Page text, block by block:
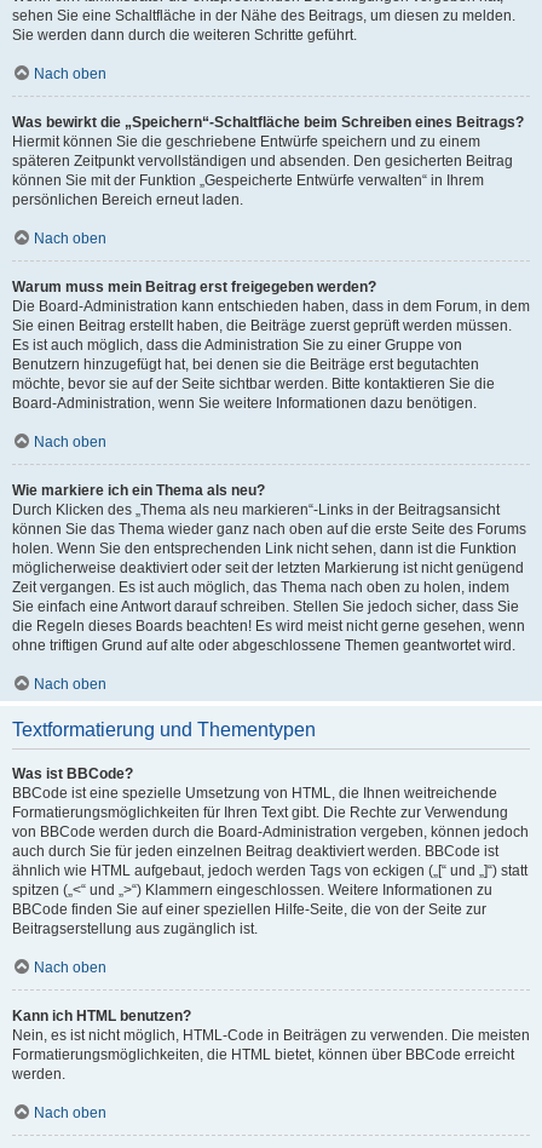
sehen Sie eine Schaltfläche in der Nähe des Beitrags, um diesen zu melden.
Sie werden dann durch die weiteren Schritte geführt.
Nach oben
Was bewirkt die „Speichern“-Schaltfläche beim Schreiben eines Beitrags?
Hiermit können Sie die geschriebene Entwürfe speichern und zu einem
späteren Zeitpunkt vervollständigen und absenden. Den gesicherten Beitrag
können Sie mit der Funktion „Gespeicherte Entwürfe verwalten“ in Ihrem
persönlichen Bereich erneut laden.
Nach oben
Warum muss mein Beitrag erst freigegeben werden?
Die Board-Administration kann entschieden haben, dass in dem Forum, in dem
Sie einen Beitrag erstellt haben, die Beiträge zuerst geprüft werden müssen.
Es ist auch möglich, dass die Administration Sie zu einer Gruppe von
Benutzern hinzugefügt hat, bei denen sie die Beiträge erst begutachten
möchte, bevor sie auf der Seite sichtbar werden. Bitte kontaktieren Sie die
Board-Administration, wenn Sie weitere Informationen dazu benötigen.
Nach oben
Wie markiere ich ein Thema als neu?
Durch Klicken des „Thema als neu markieren“-Links in der Beitragsansicht
können Sie das Thema wieder ganz nach oben auf die erste Seite des Forums
holen. Wenn Sie den entsprechenden Link nicht sehen, dann ist die Funktion
möglicherweise deaktiviert oder seit der letzten Markierung ist nicht genügend
Zeit vergangen. Es ist auch möglich, das Thema nach oben zu holen, indem
Sie einfach eine Antwort darauf schreiben. Stellen Sie jedoch sicher, dass Sie
die Regeln dieses Boards beachten! Es wird meist nicht gerne gesehen, wenn
ohne triftigen Grund auf alte oder abgeschlossene Themen geantwortet wird.
Nach oben
Textformatierung und Thementypen
Was ist BBCode?
BBCode ist eine spezielle Umsetzung von HTML, die Ihnen weitreichende
Formatierungsmöglichkeiten für Ihren Text gibt. Die Rechte zur Verwendung
von BBCode werden durch die Board-Administration vergeben, können jedoch
auch durch Sie für jeden einzelnen Beitrag deaktiviert werden. BBCode ist
ähnlich wie HTML aufgebaut, jedoch werden Tags von eckigen („[“ und „]“) statt
spitzen („<“ und „>“) Klammern eingeschlossen. Weitere Informationen zu
BBCode finden Sie auf einer speziellen Hilfe-Seite, die von der Seite zur
Beitragserstellung aus zugänglich ist.
Nach oben
Kann ich HTML benutzen?
Nein, es ist nicht möglich, HTML-Code in Beiträgen zu verwenden. Die meisten
Formatierungsmöglichkeiten, die HTML bietet, können über BBCode erreicht
werden.
Nach oben